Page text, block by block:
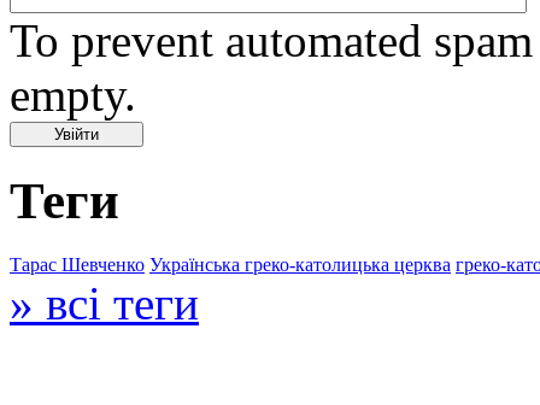
To prevent automated
empty.
Теги
Тарас Шевченко Українська греко-католицька церква греко-
» всі теги